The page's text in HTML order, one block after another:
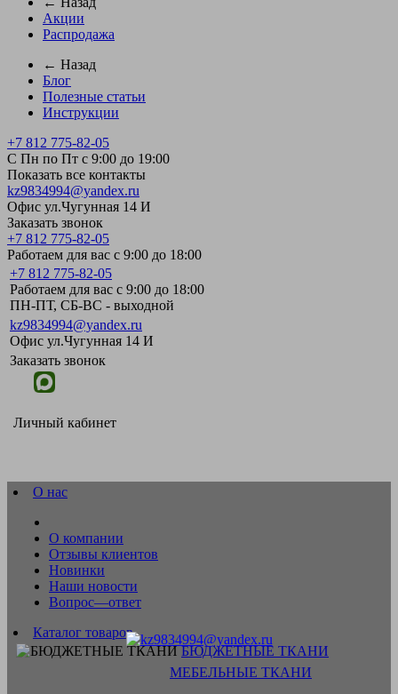
Акции
Распродажа
← Назад
Блог
Полезные статьи
Инструкции
+7 812 775-82-05
С Пн по Пт с 9:00 до 19:00
Показать все контакты
kz9834994@yandex.ru
Офис ул.Чугунная 14 И
Заказать звонок
+7 812 775-82-05
Работаем для вас с 9:00 до 18:00
+7 812 775-82-05
Работаем для вас с 9:00 до 18:00
ПН-ПТ, СБ-ВС - выходной
kz9834994@yandex.ru
Офис ул.Чугунная 14 И
Заказать звонок
Личный кабинет
О нас
О компании
Отзывы клиентов
Новинки
Наши новости
Вопрос—ответ
Каталог товаров
БЮДЖЕТНЫЕ ТКАНИ
МЕБЕЛЬНЫЕ ТКАНИ